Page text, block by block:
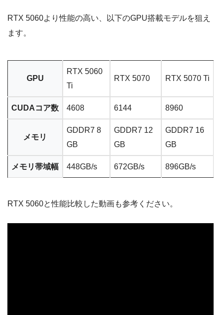
RTX 5060より性能の高い、以下のGPU搭載モデルを狙え
ます。
GPU
RTX 5060
Ti
RTX 5070 RTX 5070 Ti
CUDAコア数 4608 6144 8960
メモリ
GDDR7 8
GB
GDDR7 12
GB
GDDR7 16
GB
メモリ帯域幅 448GB/s 672GB/s 896GB/s
RTX 5060と性能比較した動画も参考ください。